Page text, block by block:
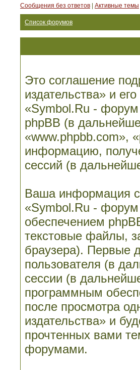
Сообщения без ответов
Активные темы
Список форумов
Это соглашение
издательства» и
«Symbol.Ru - форум
phpBB (в
«www.phpbb.com»,
информацию,
сессий (в
Ваша информация
«Symbol.Ru - форум
обеспечением
текстовые файлы,
браузера). Первые
пользователя (в
сессии (в
программным
после просмотра
издательства» и
прочтенных вами
форумами.